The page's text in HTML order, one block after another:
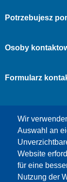
Wir
Auswahl an
Website
für eine
Nutzung der
Potrzebujesz
Osoby
Formularz